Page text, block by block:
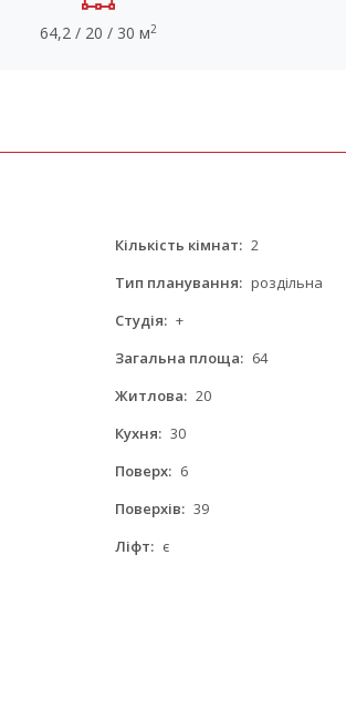
64,2 / 20 / 30 м2
Кількість кімнат: 2
Тип планування: роздільна
Студія: +
Загальна площа: 64
Житлова: 20
Кухня: 30
Поверх: 6
Поверхів: 39
Ліфт: є